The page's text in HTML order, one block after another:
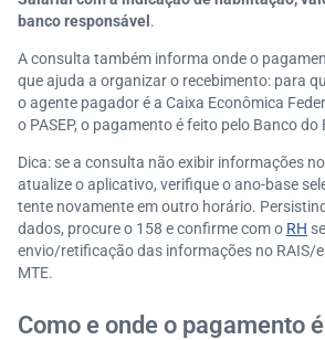
banco responsável .
A consulta também informa onde o
que ajuda a organizar o recebimento: para
o agente pagador é a Caixa Econômica
o PASEP, o pagamento é feito pelo Banco do
Dica: se a consulta não exibir informações
atualize o aplicativo, verifique o ano-base
tente novamente em outro horário.
dados, procure o 158 e confirme com o RH
envio/retificação das informações no RAIS/
MTE.
Como e onde o pagamento